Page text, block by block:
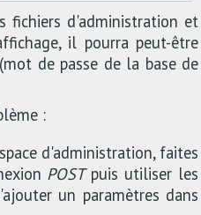
d'administration et
il pourra peut-être
de passe de la base de
:
d'administration, faites
POSTpuis utiliser les
un paramètres dans